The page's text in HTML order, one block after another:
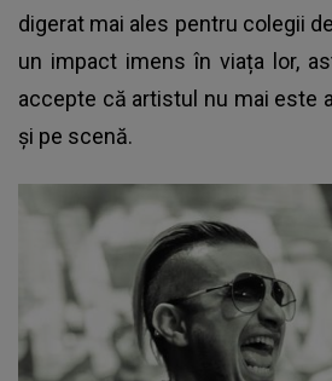
digerat mai ales pentru colegii
un impact imens în viața lor,
accepte că artistul nu mai este
și pe scenă.